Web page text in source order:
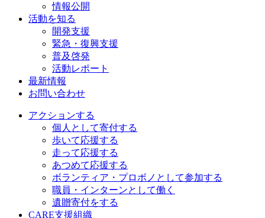
情報公開
活動を知る
開発支援
緊急・復興支援
普及啓発
活動レポート
最新情報
お問い合わせ
アクションする
個人として寄付する
歩いて応援する
走って応援する
あつめて応援する
ボランティア・プロボノとして参加する
職員・インターンとして働く
遺贈寄付をする
CARE支援組織